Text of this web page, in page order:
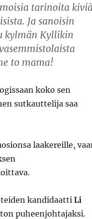
tarinoita
Ja sanoisin
kylmän Kyllikin
to mama!
koko sen
sutkauttelija saa
laakereille,
kandidaatti Li
puheenjohtajaksi.